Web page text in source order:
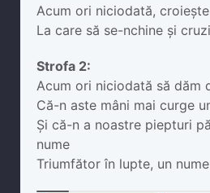
Acum ori niciodată,
La care să se-nchine și
Strofa 2:
Acum ori niciodată să dăm
Că-n aste mâni mai curge
Și că-n a noastre piepturi
nume
Triumfător în lupte, un